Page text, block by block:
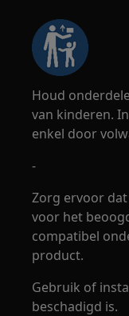
Houd
van kinderen.
enkel door
-
Zorg ervoor
voor het
compatibel
product.
Gebruik of
beschadigd is.